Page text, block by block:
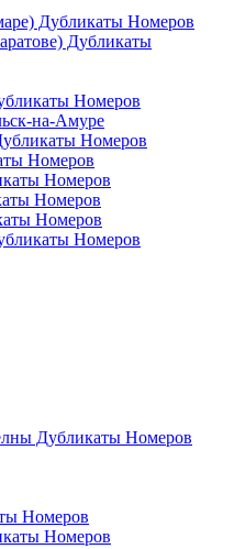
Дубликаты Номеров
Дубликаты
Номеров
на-Амуре
Номеров
Номеров
Номеров
Номеров
Номеров
Номеров
Дубликаты Номеров
Номеров
Номеров